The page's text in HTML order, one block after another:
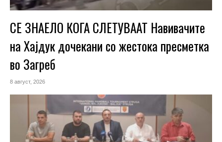
СЕ ЗНАЕЛО КОГА СЛЕТУВААТ Навивачите
на Хајдук дочекани со жестока пресметка
во Загреб
8 август, 2026